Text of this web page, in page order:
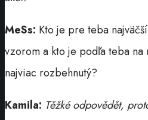
MeSs: Kto je pre teba
vzorom a kto je podľa teba na
najviac rozbehnutý?
Kamila: Těžké odpovědět,